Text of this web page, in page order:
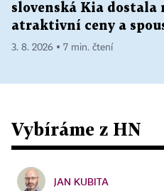
slovenská Kia dostala
atraktivní ceny a
3. 8. 2026 ▪ 7 min. čtení
Vybíráme z HN
JAN KUBITA